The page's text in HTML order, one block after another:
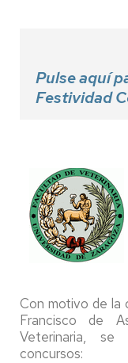
Pulse aquí
Festividad
Con motivo de la
Francisco de
Veterinaria, se
concursos: